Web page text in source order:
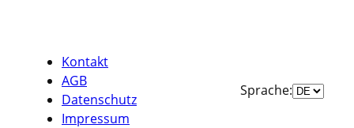
Kontakt
AGB
Datenschutz
Impressum
Sprache:Sprache